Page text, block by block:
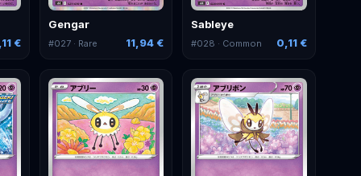
€
Gengar
#027· Rare 11,94 €
Sableye
#028 · Common 0,11 €